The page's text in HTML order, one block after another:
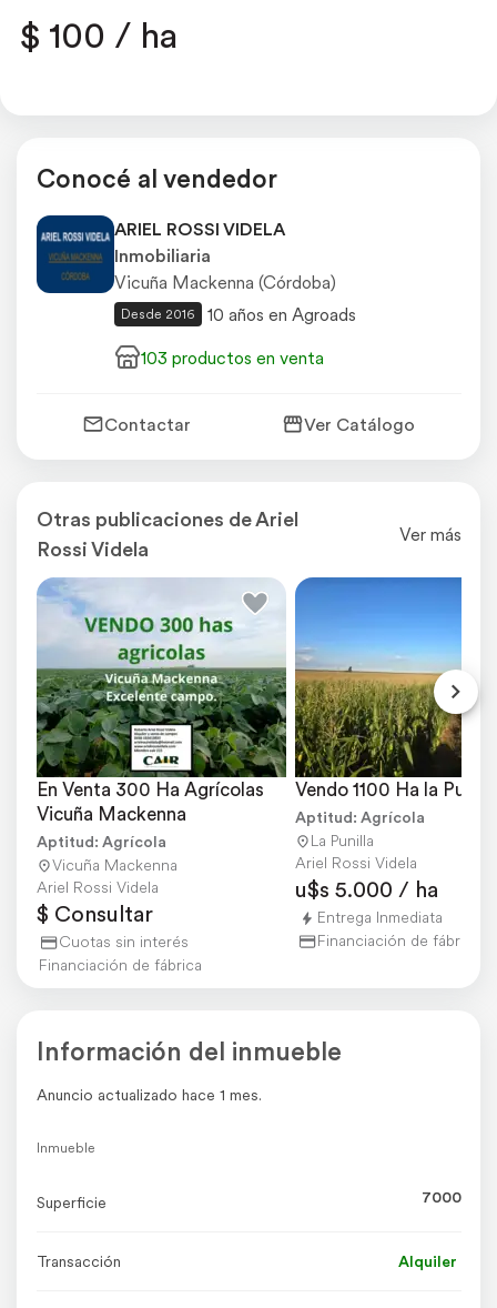
$ 100 / ha
Conocé al vendedor
ARIEL ROSSI VIDELA
Inmobiliaria
Vicuña Mackenna (Córdoba)
Desde 2016
10 años en Agroads
103 productos en venta
Contactar Ver Catálogo
Otras publicaciones de Ariel
Rossi Videla
Ver más
En Venta 300 Ha Agrícolas
Vicuña Mackenna
Aptitud: Agrícola
Vicuña Mackenna
Ariel Rossi Videla
$ Consultar
Cuotas sin interés
Financiación de fábrica
Vendo 1100 Ha la Punilla
Aptitud: Agrícola
La Punilla
Ariel Rossi Videla
u$s 5.000 / ha
Entrega Inmediata
Financiación de fábrica
Información del inmueble
Anuncio actualizado hace 1 mes.
Inmueble
Superficie 7000
Transacción Alquiler